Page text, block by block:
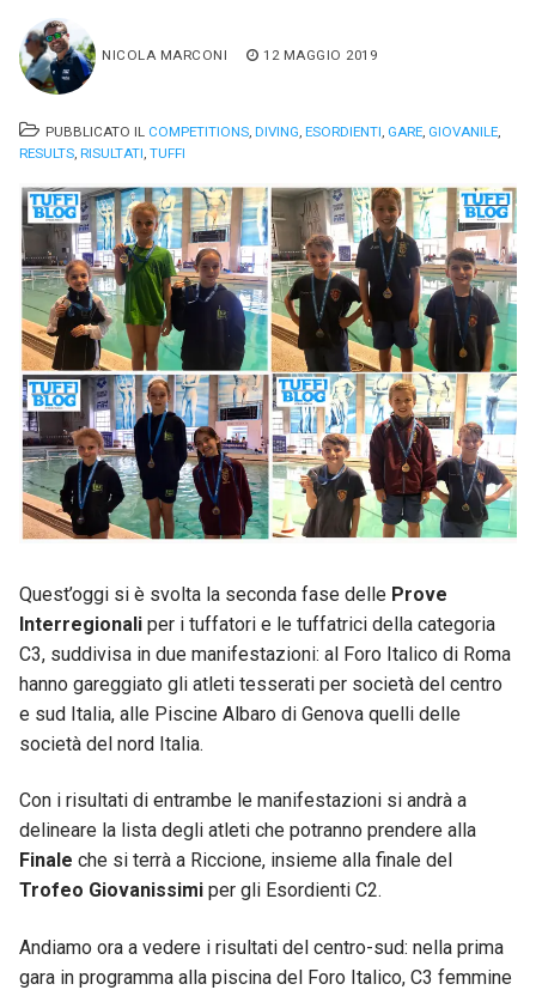
NICOLA MARCONI 12 MAGGIO 2019
PUBBLICATO IL COMPETITIONS, DIVING, ESORDIENTI, GARE, GIOVANILE,
RESULTS, RISULTATI, TUFFI
Quest’oggi si è svolta la seconda fase delle Prove
Interregionali per i tuffatori e le tuffatrici della categoria
C3, suddivisa in due manifestazioni: al Foro Italico di Roma
hanno gareggiato gli atleti tesserati per società del centro
e sud Italia, alle Piscine Albaro di Genova quelli delle
società del nord Italia.
Con i risultati di entrambe le manifestazioni si andrà a
delineare la lista degli atleti che potranno prendere alla
Finale che si terrà a Riccione, insieme alla finale del
Trofeo Giovanissimi per gli Esordienti C2.
Andiamo ora a vedere i risultati del centro-sud: nella prima
gara in programma alla piscina del Foro Italico, C3 femmine